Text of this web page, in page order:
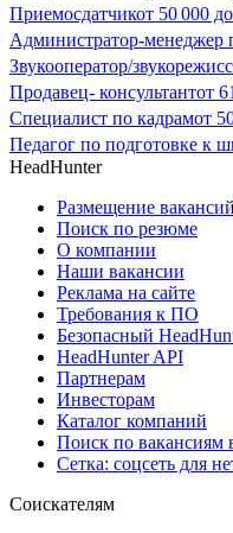
Приемосдатчикот 50 000 до
Администратор-менеджер
Звукооператор/
Продавец- консультантот
Специалист по кадрамот
Педагог по подготовке к
HeadHunter
Размещение вакансий
Поиск по резюме
О компании
Наши вакансии
Реклама на сайте
Требования к ПО
Безопасный
HeadHunter API
Партнерам
Инвесторам
Каталог компаний
Поиск по вакансиям
Сетка: соцсеть для
Соискателям